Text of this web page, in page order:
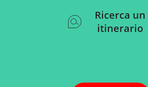
Ricerca un
itinerario